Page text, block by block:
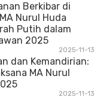
Berkibar di
Nurul Huda
Putih dalam
2025
2025-11-13
dan Kemandirian:
MA Nurul
2025-11-13